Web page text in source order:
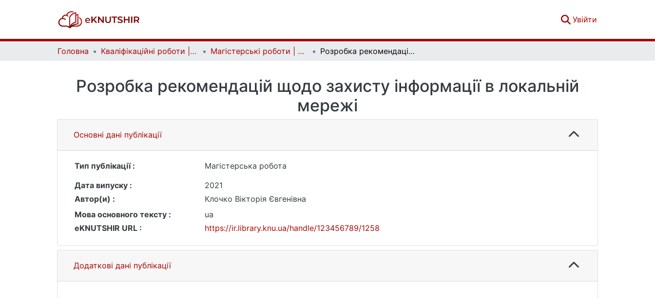
Увійти
Головна Кваліфікаційні роботи | Qualifying works Магістерські роботи | Master's theses Розробка рекомендацій щодо захисту інформації в локальній мережі
Розробка рекомендацій щодо захисту інформації в локальній
мережі
Основні дані публікації
Тип публікації :
Магістерська робота
Дата випуску :
2021
Автор(и) :
Клочко Вікторія Євгенівна
Мова основного тексту :
ua
eKNUTSHIR URL :
https://ir.library.knu.ua/handle/123456789/1258
Додаткові дані публікації